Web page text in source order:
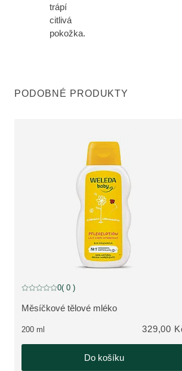
trápí
citlivá
pokožka.
PODOBNÉ PRODUKTY
ZOBRAZIT PRODUKT:
Měsíčkové tělové mléko
Aktuální hodnocení: 0 z 5 hvězdiček
0( 0 )
200 ml 329,00
Do košíku